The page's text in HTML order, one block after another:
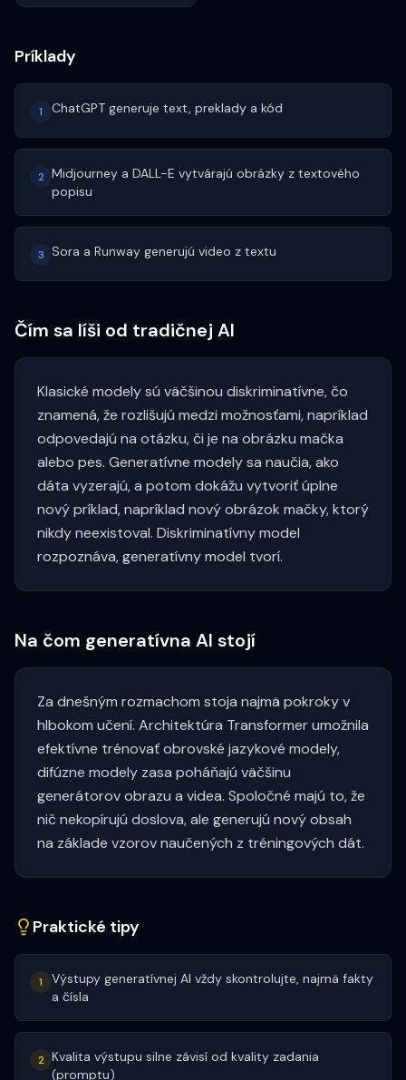
Príklady
1 ChatGPT generuje text, preklady a kód
2 Midjourney a DALL-E vytvárajú obrázky z textového
popisu
3 Sora a Runway generujú video z textu
Čím sa líši od tradičnej AI
Klasické modely sú väčšinou diskriminatívne, čo
znamená, že rozlišujú medzi možnosťami, napríklad
odpovedajú na otázku, či je na obrázku mačka
alebo pes. Generatívne modely sa naučia, ako
dáta vyzerajú, a potom dokážu vytvoriť úplne
nový príklad, napríklad nový obrázok mačky, ktorý
nikdy neexistoval. Diskriminatívny model
rozpoznáva, generatívny model tvorí.
Na čom generatívna AI stojí
Za dnešným rozmachom stoja najmä pokroky v
hlbokom učení. Architektúra Transformer umožnila
efektívne trénovať obrovské jazykové modely,
difúzne modely zasa poháňajú väčšinu
generátorov obrazu a videa. Spoločné majú to, že
nič nekopírujú doslova, ale generujú nový obsah
na základe vzorov naučených z tréningových dát.
Praktické tipy
1
Výstupy generatívnej AI vždy skontrolujte, najmä fakty
a čísla
2 Kvalita výstupu silne závisí od kvality zadania
(promptu)